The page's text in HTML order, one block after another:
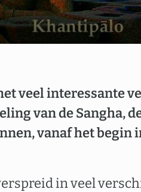
veel interessante
van de Sangha,
vanaf het begin
in veel